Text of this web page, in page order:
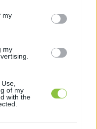
in below Google
my
my
of my
with the